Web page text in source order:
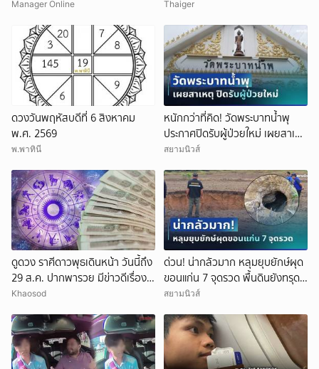
เผยให้เห็นผมบาง-ศีรษะล้าน
Manager Online
ชีวิตดิ่งเหว
Thaiger
ดวงวันพฤหัสบดีที่ 6 สิงหาคม
พ.ศ. 2569
พ.พาทินี
หนักกว่าที่คิด! วัดพระบาทน้ำพุ
ประกาศปิดรับผู้ป่วยใหม่ เผยสาเหตุ
สุดสะเทือนใจ
สยามนิวส์
ดูดวง ราศีดาวพุธเดินหน้า วันนี้ถึง
29 ส.ค. ปากพารวย มีข่าวดีเรื่อง
เงิน-ค้าขาย
Khaosod
ด่วน! น่ากลัวมาก หลุมยุบยักษ์ผุด
ขอนแก่น 7 จุดรวด พื้นดินยังทรุด
ไม่หยุด ชาวบ้านผวาหนัก
สยามนิวส์